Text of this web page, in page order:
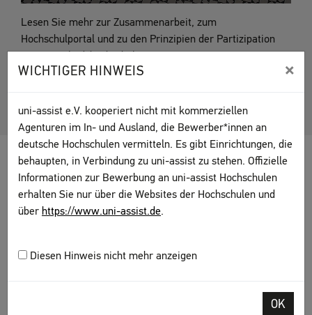
WICHTIGER HINWEIS ×
uni-assist e.V. kooperiert nicht mit kommerziellen
Agenturen im In- und Ausland, die Bewerber*innen an
deutsche Hochschulen vermitteln. Es gibt Einrichtungen, die
behaupten, in Verbindung zu uni-assist zu stehen. Offizielle
Informationen zur Bewerbung an uni-assist Hochschulen
erhalten Sie nur über die Websites der Hochschulen und
über https://www.uni-assist.de.
Diesen Hinweis nicht mehr anzeigen
OK
Lesen Sie mehr zur Zusammenarbeit, zum
Hochschulportal und zu den Prinzipien der Partizipation
INTERESSIERTE HOCHSCHULEN